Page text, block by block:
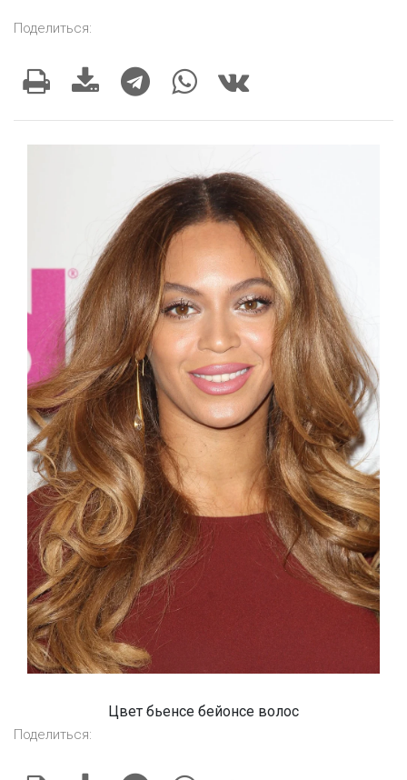
Поделиться:
Цвет бьенсе бейонсе волос
Поделиться: